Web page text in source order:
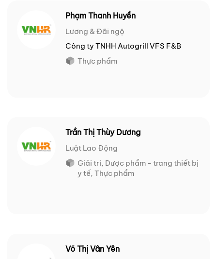
Phạm Thanh Huyền
Lương & Đãi ngộ
Công ty TNHH Autogrill VFS F&B
Thực phẩm
Trần Thị Thùy Dương
Luật Lao Động
Giải trí, Dược phẩm - trang thiết bị
y tế, Thực phẩm
Võ Thị Vân Yên